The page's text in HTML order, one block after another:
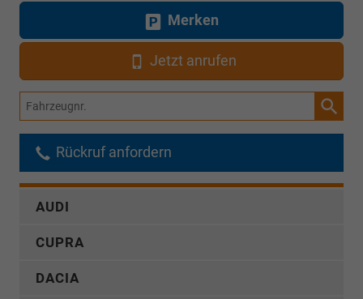
Merken
Jetzt anrufen
Fahrzeugnr.
Rückruf anfordern
AUDI
CUPRA
DACIA